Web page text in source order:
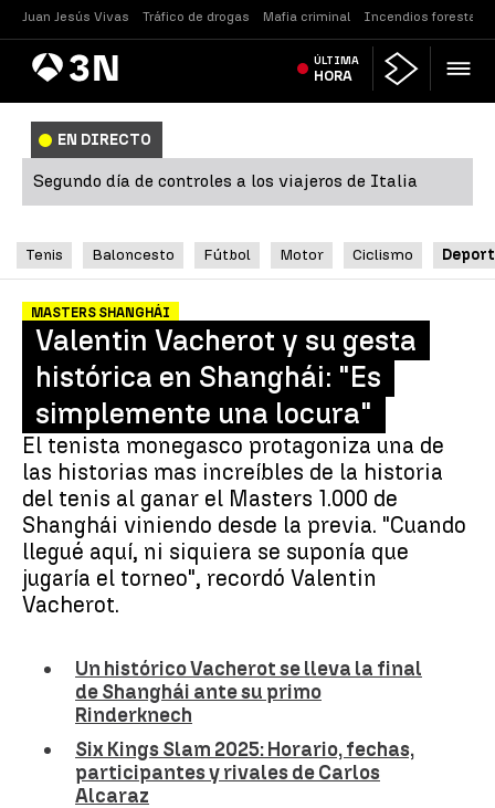
Juan Jesús Vivas Tráfico de drogas Mafia criminal Incendios forestales
AntenaNoticias ÚLTIMA
HORA
EN DIRECTO
Segundo día de controles a los viajeros de Italia
Tenis Baloncesto Fútbol Motor Ciclismo
MASTERS SHANGHÁI
Valentin Vacherot y su gesta
histórica en Shanghái: "Es
simplemente una locura"
El tenista monegasco protagoniza una de
las historias mas increíbles de la historia
del tenis al ganar el Masters 1.000 de
Shanghái viniendo desde la previa. "Cuando
llegué aquí, ni siquiera se suponía que
jugaría el torneo", recordó Valentin
Vacherot.
Un histórico Vacherot se lleva la final
de Shanghái ante su primo
Rinderknech
Six Kings Slam 2025: Horario, fechas,
participantes y rivales de Carlos
Alcaraz